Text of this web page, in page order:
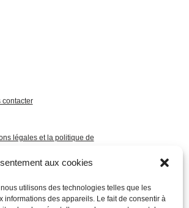
aux cookies
utilisons des technologies telles que les
informations des appareils. Le fait de consentir à
contacter
légales et la politique de